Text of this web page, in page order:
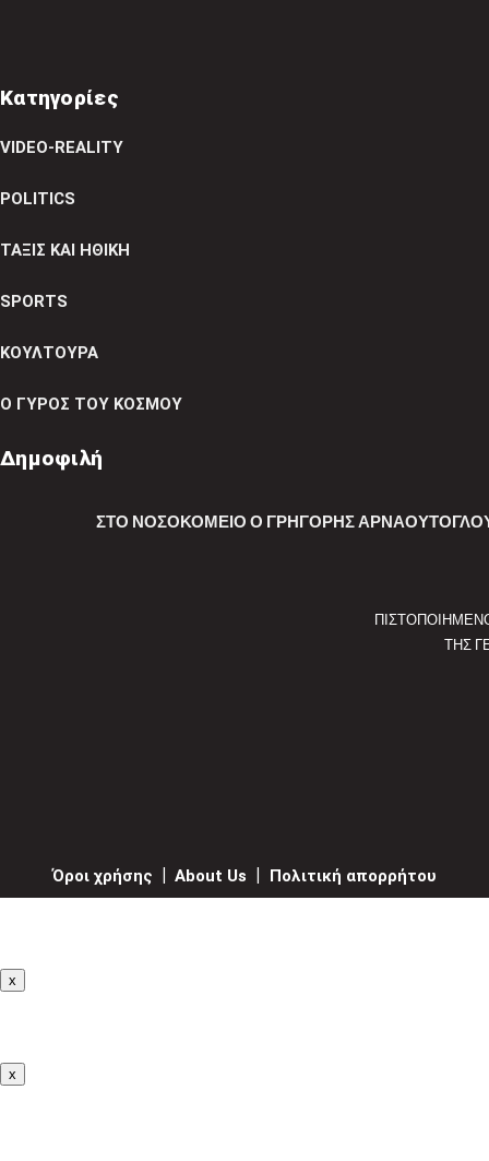
Κατηγορίες
VIDEO-REALITY
POLITICS
ΤΑΞΙΣ ΚΑΙ ΗΘΙΚΗ
SPORTS
ΚΟΥΛΤΟΥΡΑ
Ο ΓΥΡΟΣ ΤΟΥ ΚΟΣΜΟΥ
Δημοφιλή
ΣΤΟ ΝΟΣΟΚΟΜΕΊΟ Ο ΓΡΗΓΌΡΗΣ
ΤΗΣ
Όροι χρήσης About Us Πολιτική απορρήτου
x
x